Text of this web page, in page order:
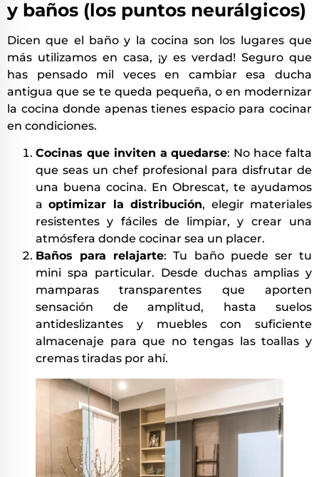
y baños (los puntos neurálgicos)
Dicen que el baño y la cocina son los lugares que
más utilizamos en casa, ¡y es verdad! Seguro que
has pensado mil veces en cambiar esa ducha
antigua que se te queda pequeña, o en modernizar
la cocina donde apenas tienes espacio para cocinar
en condiciones.
Cocinas que inviten a quedarse: No hace falta
que seas un chef profesional para disfrutar de
una buena cocina. En Obrescat, te ayudamos
aoptimizar la distribución, elegir materiales
resistentes y fáciles de limpiar, y crear una
atmósfera donde cocinar sea un placer.
Baños para relajarte: Tu baño puede ser tu
mini spa particular. Desde duchas amplias y
mamparas transparentes que aporten
sensación de amplitud, hasta suelos
antideslizantes y muebles con suficiente
almacenaje para que no tengas las toallas y
cremas tiradas por ahí.